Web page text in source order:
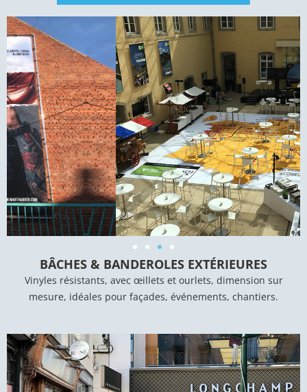
BÂCHES & BANDEROLES EXTÉRIEURES
Vinyles résistants, avec œillets et ourlets, dimension sur
mesure, idéales pour façades, événements, chantiers.